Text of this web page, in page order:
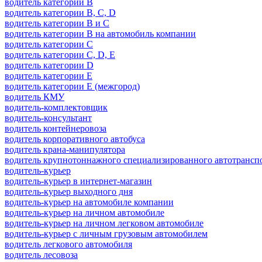
водитель категории B, C, D
водитель категории B и C
водитель категории B на автомобиль компании
водитель категории C
водитель категории C, D, E
водитель категории D
водитель категории E
водитель категории E (межгород)
водитель КМУ
водитель-комплектовщик
водитель-консультант
водитель контейнеровоза
водитель корпоративного автобуса
водитель крана-манипулятора
водитель крупнотоннажного специализированного
водитель-курьер
водитель-курьер в интернет-магазин
водитель-курьер выходного дня
водитель-курьер на автомобиле компании
водитель-курьер на личном автомобиле
водитель-курьер на личном легковом автомобиле
водитель-курьер с личным грузовым автомобилем
водитель легкового автомобиля
водитель лесовоза